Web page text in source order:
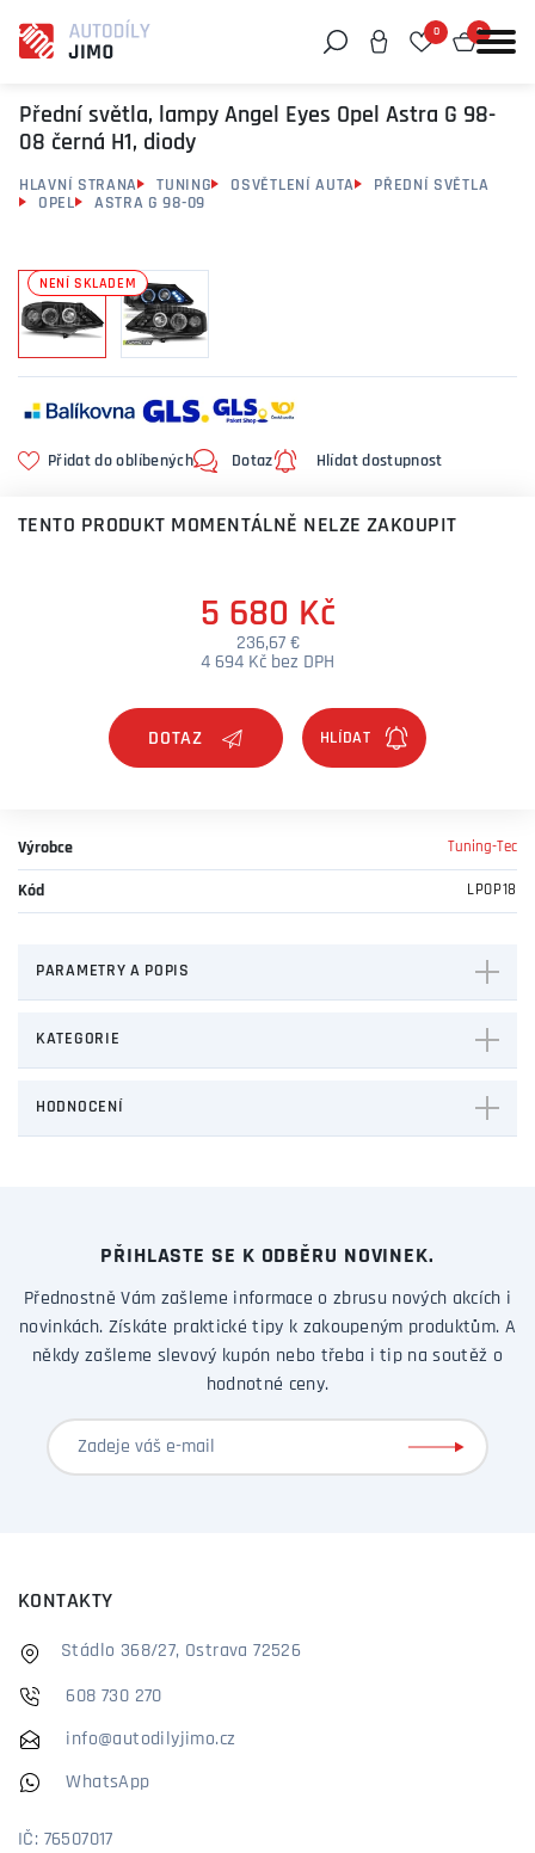
0 0
Přední světla, lampy Angel Eyes Opel Astra G 98-
08 černá H1, diody
HLAVNÍ STRANA TUNING OSVĚTLENÍ AUTA
PŘEDNÍ SVĚTLA
OPEL
ASTRA G 98-09
NENÍ SKLADEM
Přidat do oblíbených Dotaz Hlídat dostupnost
TENTO PRODUKT MOMENTÁLNĚ NELZE ZAKOUPIT
5 680 Kč
236,67 €
4 694 Kč bez DPH
DOTAZ
Výrobce Tuning-Tec
Kód LPOP18
PARAMETRY A POPIS
KATEGORIE
HODNOCENÍ
PŘIHLASTE SE K ODBĚRU NOVINEK.
Přednostně Vám zašleme informace o zbrusu nových akcích i
novinkách. Získáte praktické tipy k zakoupeným produktům. A
někdy zašleme slevový kupón nebo třeba i tip na soutěž o
hodnotné ceny.
KONTAKTY
Stádlo 368/27, Ostrava 72526
608 730 270
info@autodilyjimo.cz
WhatsApp
IČ: 76507017
Můžeme vám pomoci něco najít?